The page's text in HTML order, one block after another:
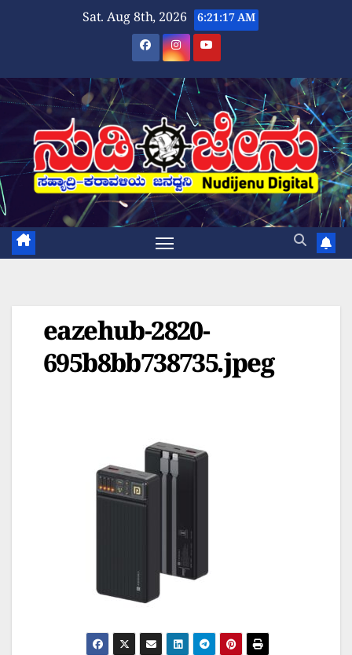
Sat. Aug 8th, 2026 6:21:17 AM
eazehub-2820-
695b8bb738735.jpeg